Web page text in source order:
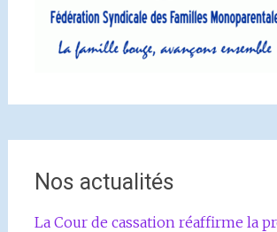
Nos actualités
La Cour de cassation réaffirme la